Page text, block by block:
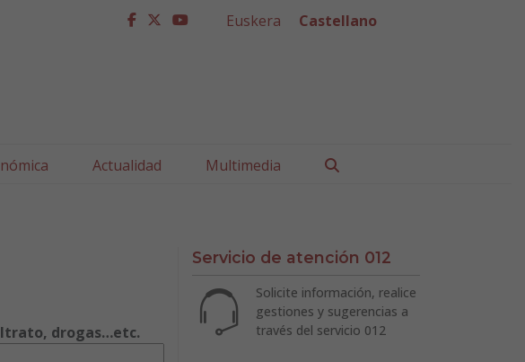
facebook
twitter
youtube
Euskera Castellano
Actualidad Multimedia
drogas…etc.
Servicio de atención 012
Solicite información, realice
gestiones y sugerencias a
través del servicio 012